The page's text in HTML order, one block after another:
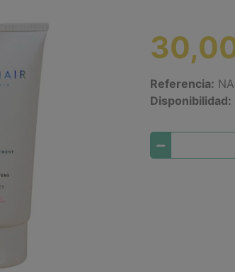
Referencia:
Disponibilidad: